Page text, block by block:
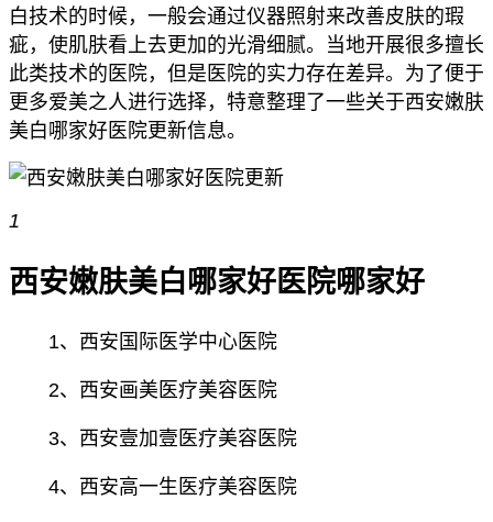
白技术的时候，一般会通过仪器照射来改善皮肤的瑕
疵，使肌肤看上去更加的光滑细腻。当地开展很多擅长
此类技术的医院，但是医院的实力存在差异。为了便于
更多爱美之人进行选择，特意整理了一些关于西安嫩肤
美白哪家好医院更新信息。
1
西安嫩肤美白哪家好医院哪家好
1、西安国际医学中心医院
2、西安画美医疗美容医院
3、西安壹加壹医疗美容医院
4、西安高一生医疗美容医院